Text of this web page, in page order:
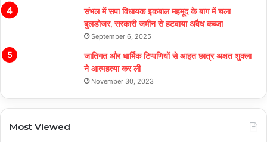
संभल में सपा विधायक इकबाल महमूद के बाग में चला
बुलडोजर, सरकारी जमीन से हटवाया अवैध कब्जा
September 6, 2025
जातिगत और धार्मिक टिप्पणियों से आहत छात्र अक्षत शुक्ला
ने आत्महत्या कर ली
November 30, 2023
Most Viewed